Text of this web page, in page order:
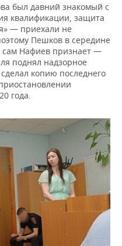
был давний знакомый с
квалификации, защита
— приехали не
Пешков в середине
сам Нафиев признает —
поднял надзорное
копию последнего
года.